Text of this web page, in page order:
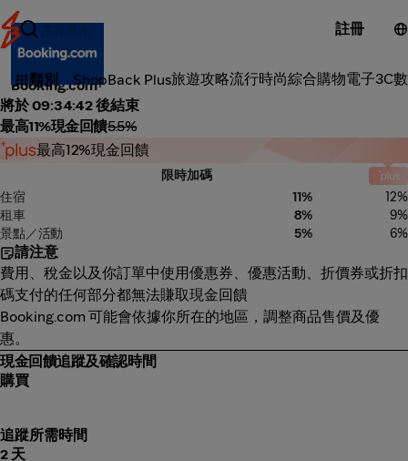
註冊
類別 ShopBack Plus旅遊攻略流行時尚綜合購物電子3C
戶外旅遊
Booking.com
將於 09:34:42 後結束
最高11%現金回饋5.5%
最高12%現金回饋
限時加碼
住宿
11%
12%
租車
8%
9%
景點／活動
5% 6%
請注意
費用、稅金以及你訂單中使用優惠券、優惠活動、折價券或折扣
碼支付的任何部分都無法賺取現金回饋
Booking.com 可能會依據你所在的地區，調整商品售價及優
惠。
現金回饋追蹤及確認時間
購買
追蹤所需時間
2 天